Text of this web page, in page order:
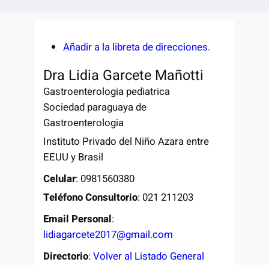
Añadir a la libreta de direcciones.
Dra Lidia Garcete Mañotti
Gastroenterologia pediatrica
Sociedad paraguaya de
Gastroenterologia
Instituto Privado del Niño Azara entre
EEUU y Brasil
Celular: 0981560380
Teléfono Consultorio: 021 211203
Email Personal:
lidiagarcete2017@gmail.com
Directorio: Volver al Listado General